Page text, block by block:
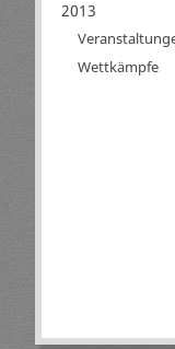
2013
Wettkämpfe